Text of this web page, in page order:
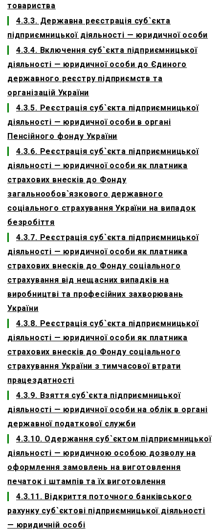
товариства
4.3.3. Державна реєстрація суб`єкта
підприємницької діяльності — юридичної особи
4.3.4. Включення суб`єкта підприємницької
діяльності — юридичної особи до Єдиного
державного реєстру підприємств та
організацій України
4.3.5. Реєстрація суб`єкта підприємницької
діяльності — юридичної особи в органі
Пенсійного фонду України
4.3.6. Реєстрація суб`єкта підприємницької
діяльності — юридичної особи як платника
страхових внесків до Фонду
загальнообов`язкового державного
соціального страхування України на випадок
безробіття
4.3.7. Реєстрація суб`єкта підприємницької
діяльності — юридичної особи як платника
страхових внесків до Фонду соціального
страхування від нещасних випадків на
виробництві та професійних захворювань
України
4.3.8. Реєстрація суб`єкта підприємницької
діяльності — юридичної особи як платника
страхових внесків до Фонду соціального
страхування України з тимчасової втрати
працездатності
4.3.9. Взяття суб`єкта підприємницької
діяльності — юридичної особи на облік в органі
державної податкової служби
4.3.10. Одержання суб`єктом підприємницької
діяльності — юридичною особою дозволу на
оформлення замовлень на виготовлення
печаток і штампів та їх виготовлення
4.3.11. Відкриття поточного банківського
рахунку суб`єктові підприємницької діяльності
— юридичній особі